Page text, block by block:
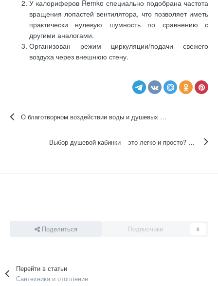
У калориферов Remko специально подобрана частота
вращения лопастей вентилятора, что позволяет иметь
практически нулевую шумность по сравнению с
другими аналогами.
Организован режим циркуляции/подачи свежего
воздуха через внешнюю стену.
О благотворном воздействии воды и душевых кабинах
Выбор душевой кабинки – это легко и просто? Не скажите…
Поделиться Подписчики 0
Перейти в статьи
Сантехника и отопление